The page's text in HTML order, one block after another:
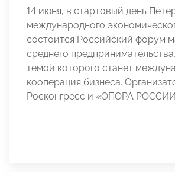
14 июня, в стартовый день
международного
состоится Российский форум
среднего
темой которого станет
кооперация бизнеса.
Росконгресс и «ОПОРА